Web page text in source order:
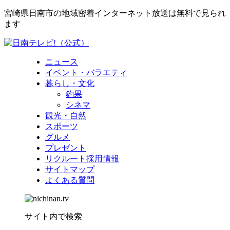
宮崎県日南市の地域密着インターネット放送は無料で見られ
ます
ニュース
イベント・バラエティ
暮らし・文化
釣果
シネマ
観光・自然
スポーツ
グルメ
プレゼント
リクルート採用情報
サイトマップ
よくある質問
サイト内で検索